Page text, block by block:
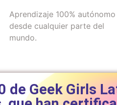
Aprendizaje 100%
desde cualquier parte del
mundo.
de Geek Girls